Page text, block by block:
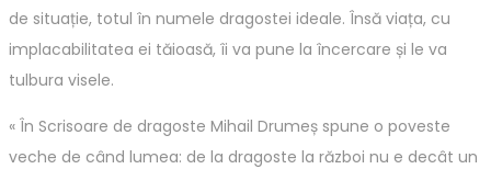
de situație, totul în numele dragostei ideale. Însă viața, cu
implacabilitatea ei tăioasă, îi va pune la încercare și le va
tulbura visele.
« În Scrisoare de dragoste Mihail Drumeș spune o poveste
veche de când lumea: de la dragoste la război nu e decât un